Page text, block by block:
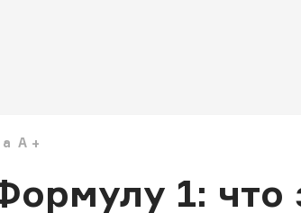
a A
1: что